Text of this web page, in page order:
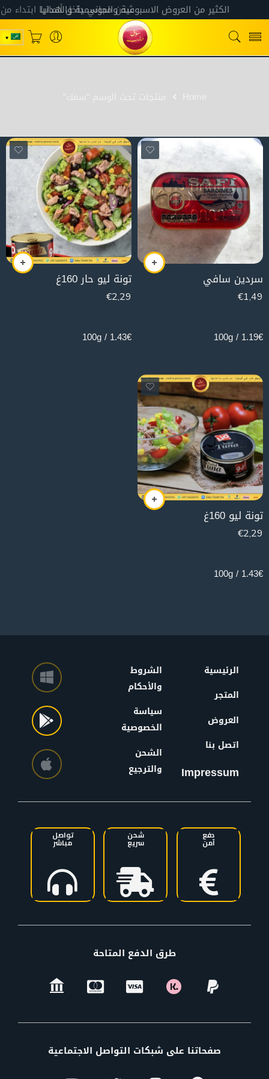
سردين سافي
€1,49
1.19€ / 100g
تونة ليو حار 160غ
€2,29
1.43€ / 100g
تونة ليو 160غ
€2,29
1.43€ / 100g
الرئيسية
المتجر
العروض
اتصل بنا
Impressum
الشروط
والأحكام
سياسة
الخصوصية
الشحن
والترجيع
دفع
آمن
شحن
سريع
تواصل
مباشر
طرق الدفع المتاحة
صفحاتنا على شبكات التواصل الاجتماعية